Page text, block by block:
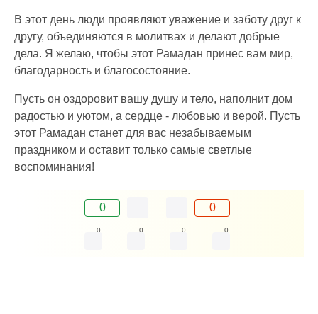
В этот день люди проявляют уважение и заботу друг к
другу, объединяются в молитвах и делают добрые
дела. Я желаю, чтобы этот Рамадан принес вам мир,
благодарность и благосостояние.
Пусть он оздоровит вашу душу и тело, наполнит дом
радостью и уютом, а сердце - любовью и верой. Пусть
этот Рамадан станет для вас незабываемым
праздником и оставит только самые светлые
воспоминания!
0 0
0 0 0 0